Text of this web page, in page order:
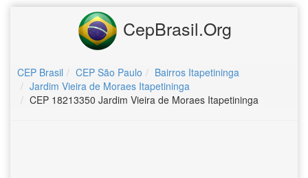
CepBrasil.Org
CEP Brasil CEP São Paulo
Bairros Itapetininga
Jardim Vieira de Moraes Itapetininga
CEP 18213350 Jardim Vieira de Moraes Itapetininga